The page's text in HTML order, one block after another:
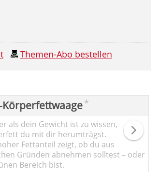
Themen-Abo bestellen
*
als dein Gewicht ist zu wissen,
du mit dir herumträgst.
Fettanteil zeigt, ob du aus
Gründen abnehmen solltest – oder
Bereich bist.